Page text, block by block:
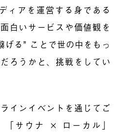
ィアを運営する身である
白いサービスや価値観を
げる” ことで世の中をもっ
ろうかと、挑戦をしてい
インイベントを通じてご
「サウナ × ローカル」